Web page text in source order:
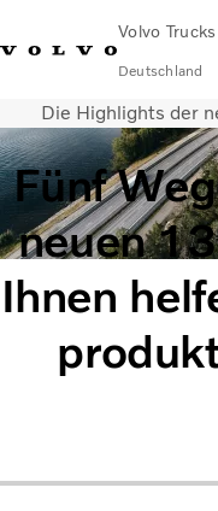
Volvo Trucks
Deutschland
089 - 800 74-0 Kontakt
Lkw
Transportlösungen
Services
Händler & Werkstätten
Über uns
Die Highlights der
Fünf
neuen
Ihnen